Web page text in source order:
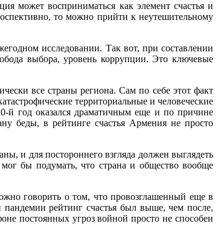
восприниматься как элемент счастья и
то можно прийти к неутешительному
исследовании. Так вот, при составлении
выбора, уровень коррупции. Это ключевые
все страны региона. Сам по себе этот факт
территориальные и человеческие
й год оказался драматичным еще и по причине
беды, в рейтинге счастья Армения не просто
и для постороннего взгляда должен выглядеть
бы подумать, что страна и общество вообще
говорить о том, что провозглашенный еще в
рейтинг счастья был выше, чем после,
постоянных угроз войной просто не способен